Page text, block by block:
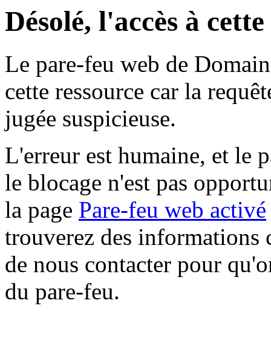
Désolé, l'accès à
Le pare-feu web de
cette ressource car la
jugée suspicieuse.
L'erreur est humaine, et le
le blocage n'est pas
la page Pare-feu web activé
trouverez des informations
de nous contacter pour
du pare-feu.